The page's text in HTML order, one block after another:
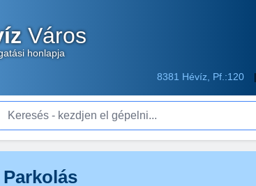
Város
honlapja
8381 Hévíz, Pf.:120
Keresés - kezdjen el gépelni...